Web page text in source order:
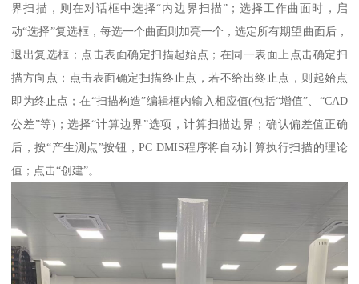
界扫描，则在对话框中选择“内边界扫描”；选择工作曲面时，启
动“选择”复选框，每选一个曲面则加亮一个，选定所有期望曲面后，
退出复选框；点击表面确定扫描起始点；在同一表面上点击确定扫
描方向点；点击表面确定扫描终止点，若不给出终止点，则起始点
即为终止点；在“扫描构造”编辑框内输入相应值(包括“增值”、“CAD
公差”等)；选择“计算边界”选项，计算扫描边界；确认偏差值正确
后，按“产生测点”按钮，PC DMIS程序将自动计算执行扫描的理论
值；点击“创建”。